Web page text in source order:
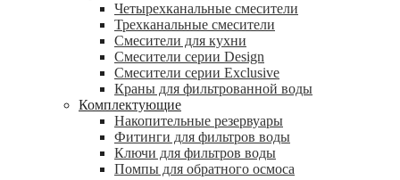
Четырехканальные смесители
Трехканальные смесители
Смесители для кухни
Смесители серии Design
Смесители серии Exclusive
Краны для фильтрованной воды
Комплектующие
Накопительные резервуары
Фитинги для фильтров воды
Ключи для фильтров воды
Помпы для обратного осмоса